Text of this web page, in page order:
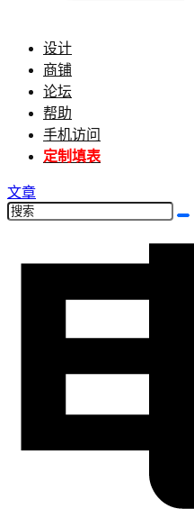
设计
商铺
论坛
帮助
手机访问
定制填表
文章